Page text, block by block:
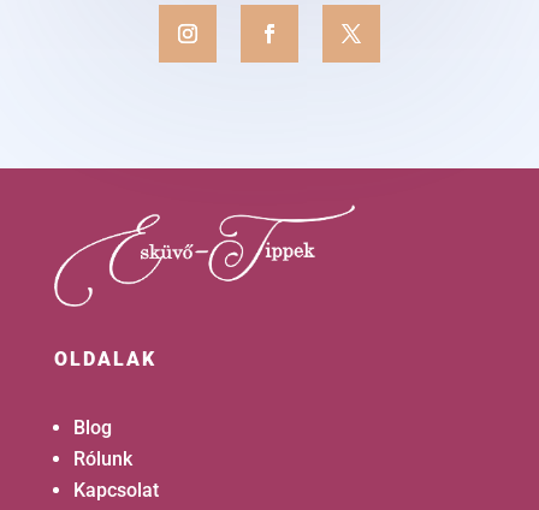
OLDALAK
Blog
Rólunk
Kapcsolat